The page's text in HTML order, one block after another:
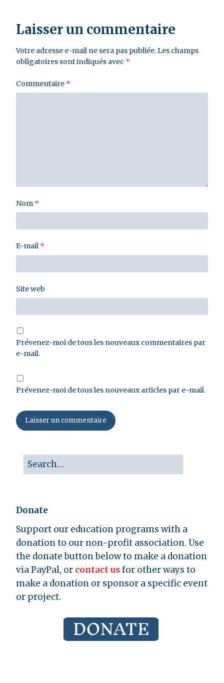
Laisser un commentaire
Votre adresse e-mail ne sera pas publiée.Les champs
obligatoires sont indiqués avec *
Commentaire *
Nom *
E-mail *
Site web
Prévenez-moi de tous les nouveaux commentaires par
e-mail.
Prévenez-moi de tous les nouveaux articles par e-mail.
Donate
Support our education programs with a
donation to our non-profit association. Use
the donate button below to make a donation
via PayPal, or contact usfor other ways to
make a donation or sponsor a specific event
or project.